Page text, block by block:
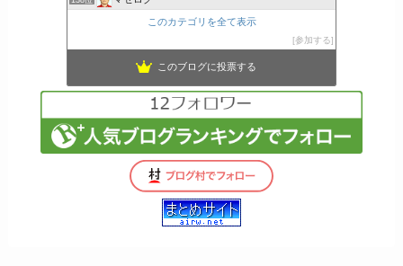
このカテゴリを全て表示
参加する
このブログに投票する